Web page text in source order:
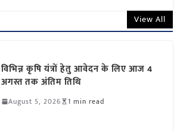
View All
विभिन्न कृषि यंत्रों हेतु आवेदन के लिए आज 4
अगस्त तक अंतिम तिथि
August 5, 2026 1 min read